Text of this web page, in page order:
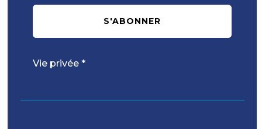
S'ABONNER
Vie privée *